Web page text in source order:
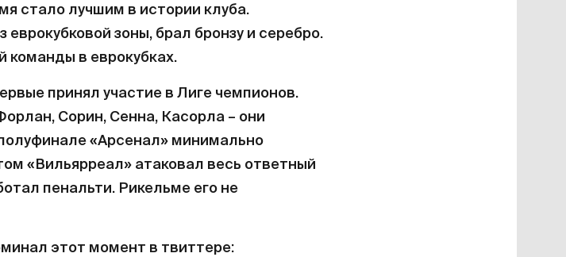
стало лучшим в истории клуба.
зоны, брал бронзу и серебро.
команды в еврокубках.
принял участие в Лиге чемпионов.
Сорин, Сенна, Касорла – они
«Арсенал» минимально
«Вильярреал» атаковал весь ответный
пенальти. Рикельме его не
этот момент в твиттере: